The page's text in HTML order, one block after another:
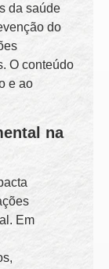
da saúde
do
O conteúdo
e ao
na
Em